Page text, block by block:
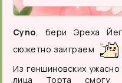
Cyno , бери Эреха
сюжетно заиграем
Из геншиновских
лица Торта смогу